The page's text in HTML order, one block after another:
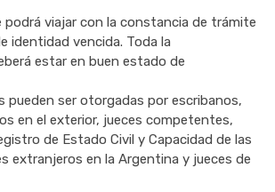
podrá viajar con la constancia de trámite
identidad vencida. Toda la
estar en buen estado de
pueden ser otorgadas por escribanos,
en el exterior, jueces competentes,
de Estado Civil y Capacidad de las
extranjeros en la Argentina y jueces de